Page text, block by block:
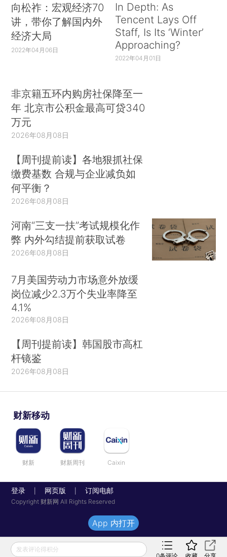
向松祚：宏观经济70
讲，带你了解国内外
经济大局
2022年04月06日
In Depth: As
Tencent Lays Off
Staff, Is Its ‘Winter’
Approaching?
2022年04月01日
非京籍五环内购房社保降至一
年 北京市公积金最高可贷340
万元
2026年08月08日
【周刊提前读】各地狠抓社保
缴费基数 合规与企业减负如
何平衡？
2026年08月08日
河南“三支一扶”考试规模化作
弊 内外勾结提前获取试卷
2026年08月08日
7月美国劳动力市场意外放缓
岗位减少2.3万个失业率降至
4.1%
2026年08月08日
【周刊提前读】韩国股市高杠
杆镜鉴
2026年08月08日
财新移动
财新 财新周刊 Caixin
登录 网页版 订阅电邮
Copyright 财新网 All Rights Reserved
发表评论得积分
0条评论 收藏 分享
App 内打开